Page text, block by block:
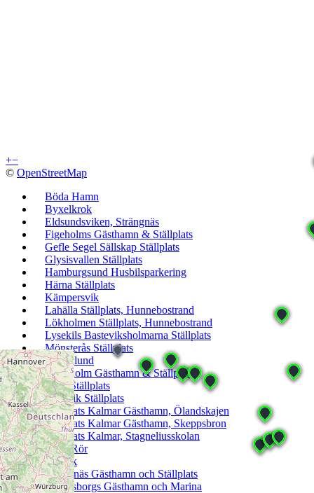
+−
© OpenStreetMap
Böda Hamn
Byxelkrok
Eldsundsviken, Strängnäs
Figeholms Gästhamn & Ställplats
Gefle Segel Sällskap Ställplats
Glysisvallen Ställplats
Hamburgsund Husbilsparkering
Härna Ställplats
Kämpersvik
Lahälla Ställplats, Hunnebostrand
Lökholmen Ställplats, Hunnebostrand
Lysekils Basteviksholmarna Ställplats
Mönsterås Ställplats
Nabbelund
Rastaholm Gästhamn & Ställplats
Rörö Ställplats
Sandvik Ställplats
Ställplats Kalmar Gästhamn, Ölandskajen
Ställplats Kalmar Gästhamn, Skeppsbron
Ställplats Kalmar, Stagneliusskolan
Stora Rör
Storvik
Strängnäs Gästhamn och Ställplats
Vänersborgs Gästhamn och Marina